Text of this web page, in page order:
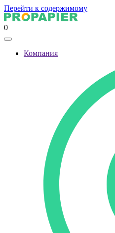
Перейти к содержимому
0
Компания